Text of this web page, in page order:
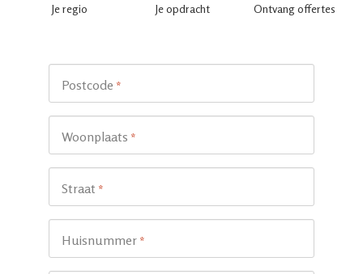
Je regio Je opdracht Ontvang offertes
Postcode *
Woonplaats *
Straat *
Huisnummer *